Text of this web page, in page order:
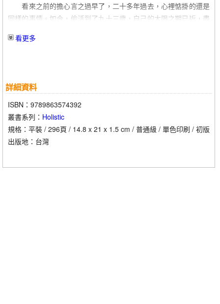
後記
看來之前的擔心言之過早了，二十多年過去，心裡惦掛的還是
同樣的事情。如今，偷活到了九十三歲，自己的大限之期已近，盡
以另一個二十年！
親近的關係。要培養這樣深厚的情誼，關鍵在於願意並落實開放，
與別人分享自己的私密空間。這聽起來容易，我的絕大多數病人卻
都很難做到。親密的前提是放下心防：無論是朋友、親戚或伴侶，
你若不願意敞開自己，自不能指望別人也同樣相待。講到放下心
防，幾乎可以確定，會覺得缺乏安全感，許多人──我們大部分人
制，其中最重要的就是學會了不再敞開自己。但話又說回來，若我
看更多
詳細資料
ISBN：9789863574392
叢書系列： Holistic
規格：平裝 / 296頁 / 14.8 x 21 x 1.5 cm / 普通級 / 單色印刷 / 初版
出版地：台灣